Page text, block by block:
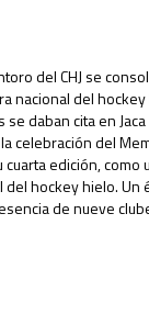
del CHJ se
nacional del
daban cita en
celebración del
cuarta edición,
del hockey hielo. Un
de nueve